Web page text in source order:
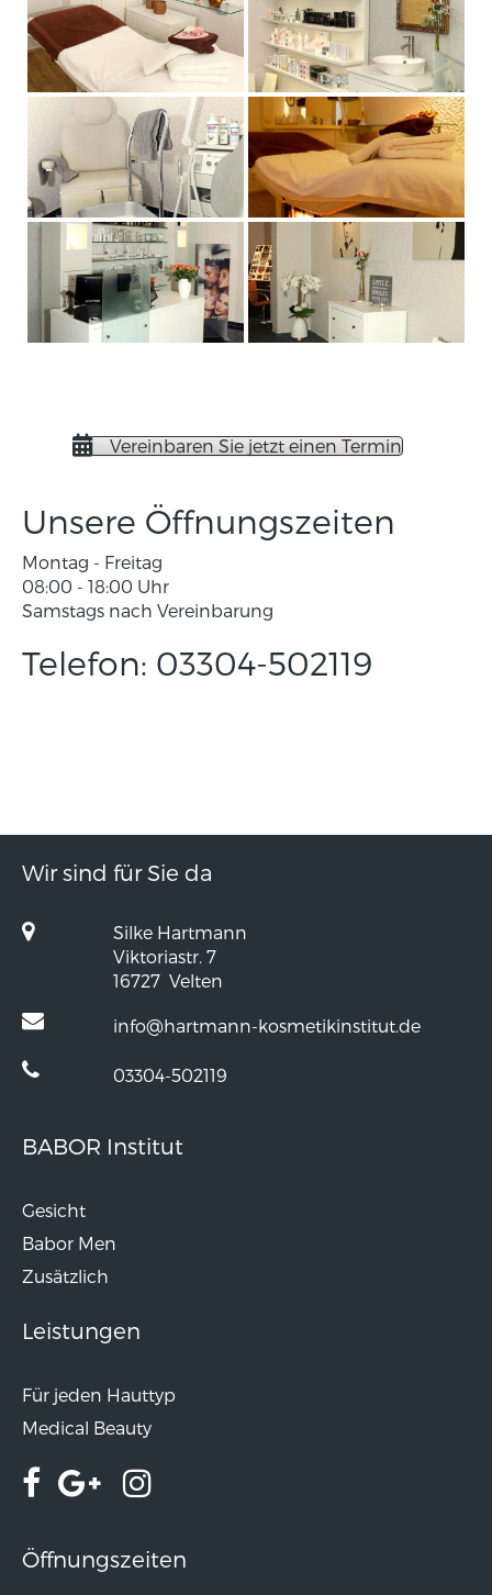
Vereinbaren Sie jetzt einen Termin
Unsere Öffnungszeiten
Montag - Freitag
08:00 - 18:00 Uhr
Samstags nach Vereinbarung
Telefon: 03304-502119
Wir sind für Sie da
Silke Hartmann
Viktoriastr. 7
16727 Velten
info@hartmann-kosmetikinstitut.de
03304-502119
BABOR Institut
Gesicht
Babor Men
Zusätzlich
Leistungen
Für jeden Hauttyp
Medical Beauty
Öffnungszeiten